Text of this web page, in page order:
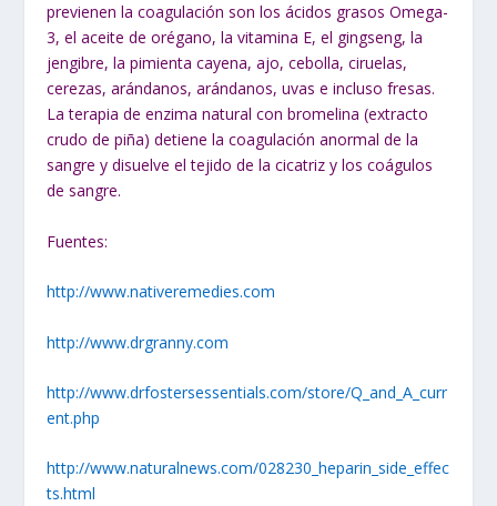
previenen la coagulación son los ácidos grasos Omega-
3, el aceite de orégano, la vitamina E, el gingseng, la
jengibre, la pimienta cayena, ajo, cebolla, ciruelas,
cerezas, arándanos, arándanos, uvas e incluso fresas.
La terapia de enzima natural con bromelina (extracto
crudo de piña) detiene la coagulación anormal de la
sangre y disuelve el tejido de la cicatriz y los coágulos
de sangre.
Fuentes:
http://www.nativeremedies.com
http://www.drgranny.com
http://www.drfostersessentials.com/store/Q_and_A_curr
ent.php
http://www.naturalnews.com/028230_heparin_side_effec
ts.html